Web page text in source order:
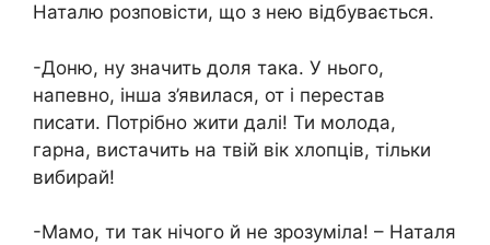
Наталю розповісти, що з нею відбувається.
-Доню, ну значить доля така. У нього,
напевно, інша з’явилася, от і перестав
писати. Потрібно жити далі! Ти молода,
гарна, вистачить на твій вік хлопців, тільки
вибирай!
-Мамо, ти так нічого й не зрозуміла! – Наталя